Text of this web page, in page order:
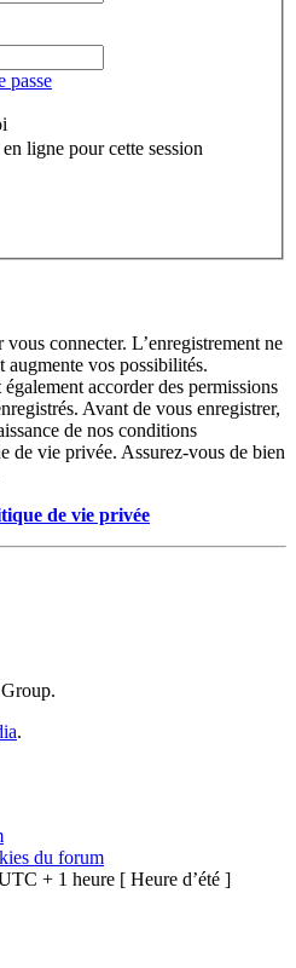
passe
ligne pour cette session
connecter. L’enregistrement ne
augmente vos possibilités.
accorder des permissions
Avant de vous enregistrer,
de nos conditions
de vie privée. Assurez-vous de bien
de vie privée
.
du forum
+ 1 heure [ Heure d’été ]